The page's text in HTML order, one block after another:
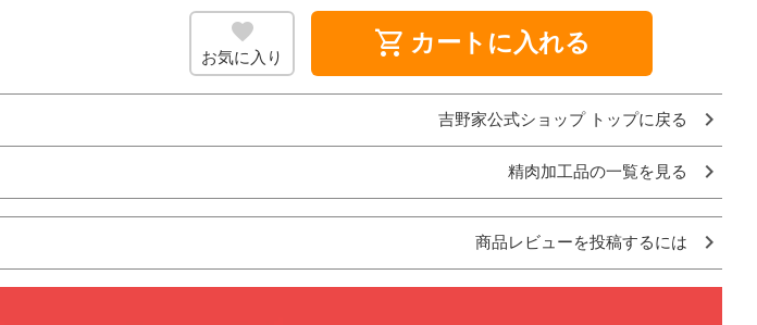
お気に入り shopping_cart カートに入れる
吉野家公式ショップ トップに戻る
精肉加工品の一覧を見る
商品レビューを投稿するには